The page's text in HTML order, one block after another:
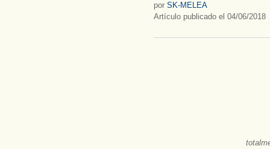
por SK-MELEA
Artículo publicado el 04/06/2018